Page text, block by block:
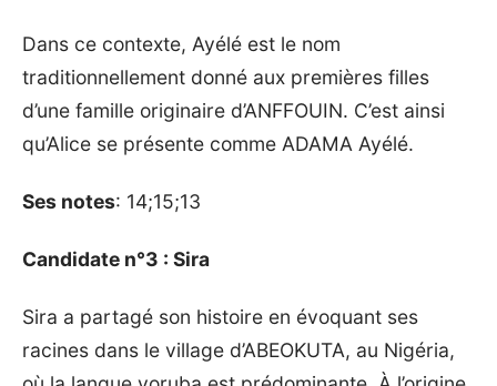
Dans ce contexte, Ayélé est le nom
traditionnellement donné aux premières filles
d’une famille originaire d’ANFFOUIN. C’est ainsi
qu’Alice se présente comme ADAMA Ayélé.
Ses notes: 14;15;13
Candidate n°3 : Sira
Sira a partagé son histoire en évoquant ses
racines dans le village d’ABEOKUTA, au Nigéria,